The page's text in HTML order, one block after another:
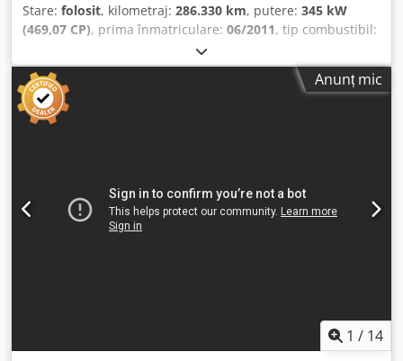
Stare: folosit, kilometraj: 286.330 km, putere: 345 kW
(469,07 CP), prima înmatriculare: 06/2011, tip combustibil:
15.750 kg
de încărcare:19.250 kg, greutate totală:35.000 kg,
configurație ax:
, frâne:
frânare de motor
zi, tip de angrenaj:
suplimentare, macara, nivel redus de zgomot, pilot
automat de viteză, proiectoare de ceață, servodirecție,
închidere centralizată, încălzire scaun
antiblocare), control tracțiune (ASR), frână de motor
constantă, priză de putere, funcție de ridicare+coborâre,
Anunț mic
1 / 14